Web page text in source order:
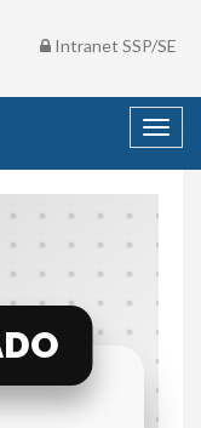
Intranet SSP/SE